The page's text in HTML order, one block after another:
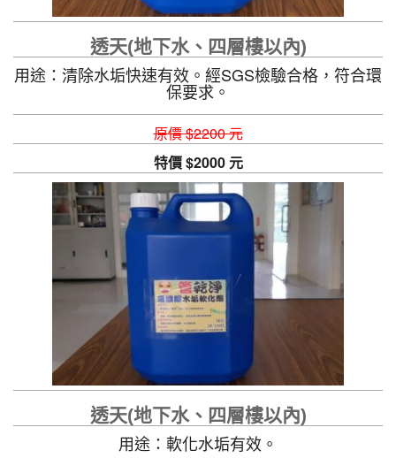
透天(地下水、四層樓以內)
用途：清除水垢快速有效。經SGS檢驗合格，符合環
保要求。
原價 $2200 元
特價 $2000 元
透天(地下水、四層樓以內)
用途：軟化水垢有效。